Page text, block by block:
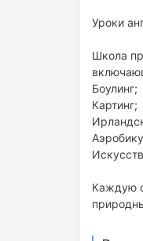
Уроки
Школа
Боулинг;
Картинг;
Каждую